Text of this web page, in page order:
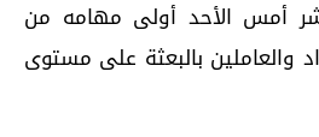
أمس الأحد أولى مهامه من
والعاملين بالبعثة على مستوى